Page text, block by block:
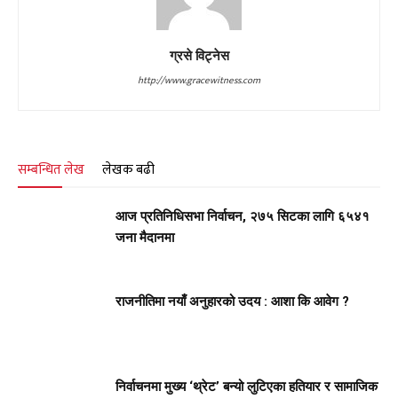
ग्रसे विट्नेस
http://www.gracewitness.com
सम्बन्धित लेख लेखक बढी
आज प्रतिनिधिसभा निर्वाचन, २७५ सिटका लागि ६५४१
जना मैदानमा
राजनीतिमा नयाँ अनुहारको उदय : आशा कि आवेग ?
निर्वाचनमा मुख्य ‘थ्रेट’ बन्यो लुटिएका हतियार र सामाजिक